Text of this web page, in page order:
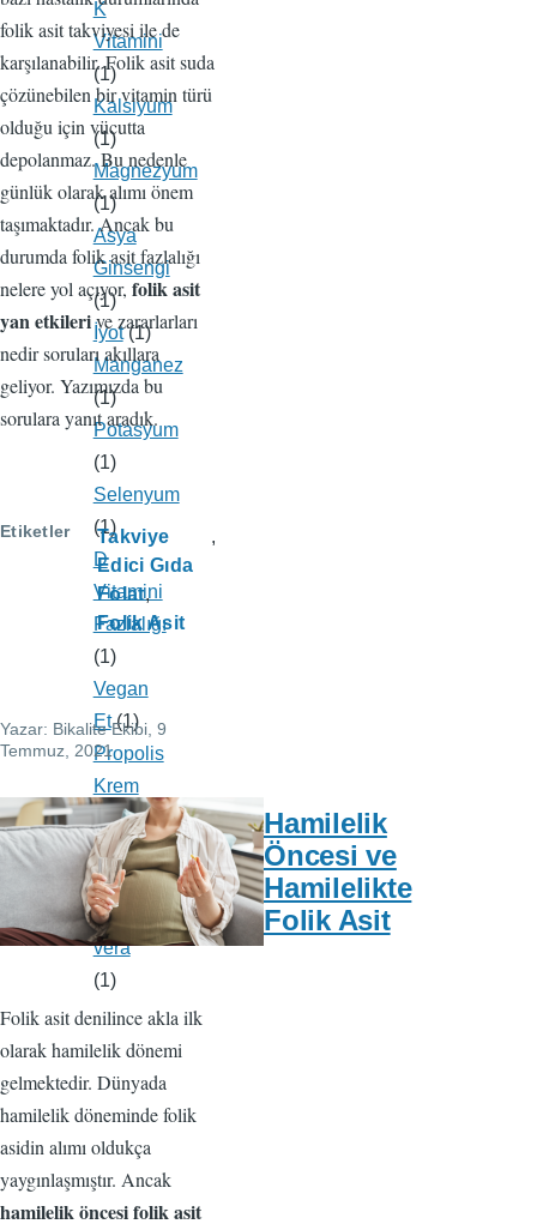
folik asit takviyesi ile de
karşılanabilir. Folik asit suda
çözünebilen bir vitamin türü
olduğu için vücutta
depolanmaz. Bu nedenle
günlük olarak alımı önem
taşımaktadır. Ancak bu
durumda folik asit fazlalığı
nelere yol açıyor, folik asit
yan etkilerive zararlarları
nedir soruları akıllara
geliyor. Yazımızda bu
sorulara yanıt aradık.
Etiketler
Takviye
Edici Gıda
Folat
Folik Asit
Yazar: Bikalite Ekibi, 9
Temmuz, 2021
Hamilelik
Öncesi ve
Hamilelikte
Folik Asit
Folik asit denilince akla ilk
olarak hamilelik dönemi
gelmektedir. Dünyada
hamilelik döneminde folik
asidin alımı oldukça
yaygınlaşmıştır. Ancak
hamilelik öncesi folik asit
K
Vitamini
(1)
Kalsiyum
(1)
Magnezyum
(1)
Asya
Ginsengi
(1)
İyot(1)
Manganez
(1)
Potasyum
(1)
Selenyum
(1)
D
Vitamini
Fazlalığı
(1)
Vegan
Et(1)
Propolis
Krem
(1)
Krem
(1)
Aloe
vera
(1)